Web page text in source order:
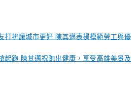
打拚讓城市更好 陳其邁表揚模範勞工與優
起跑 陳其邁祝跑出健康，享受高雄美景及